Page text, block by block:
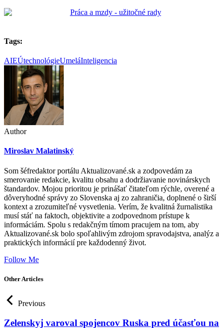
Tags:
AIEÚtechnológieUmeláInteligencia
Author
Miroslav Malatinský
Som šéfredaktor portálu Aktualizované.sk a zodpovedám za
smerovanie redakcie, kvalitu obsahu a dodržiavanie novinárskych
štandardov. Mojou prioritou je prinášať čitateľom rýchle, overené a
dôveryhodné správy zo Slovenska aj zo zahraničia, doplnené o širší
kontext a zrozumiteľné vysvetlenia. Verím, že kvalitná žurnalistika
musí stáť na faktoch, objektivite a zodpovednom prístupe k
informáciám. Spolu s redakčným tímom pracujem na tom, aby
Aktualizované.sk bolo spoľahlivým zdrojom spravodajstva, analýz a
praktických informácií pre každodenný život.
Follow Me
Other Articles
Previous
Zelenskyj varoval spojencov Ruska pred účasťou na